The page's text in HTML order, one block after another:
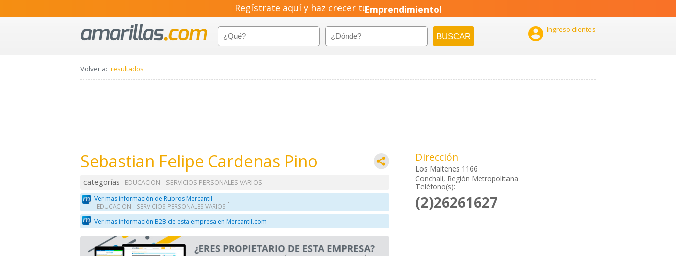
Regístrate aquí y haz crecer tuEmprendimiento!
 Ingreso clientes
Volver a: resultados
Sebastian Felipe Cardenas Pino
categorías EDUCACION
SERVICIOS PERSONALES VARIOS
Ver mas información de Rubros Mercantil
EDUCACION SERVICIOS PERSONALES VARIOS
Ver mas información B2B de esta empresa en Mercantil.com
Dirección
Los Maitenes 1166
Conchalí, Región Metropolitana
Teléfono(s):
(2)26261627